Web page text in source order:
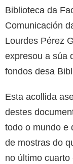
Biblioteca da
Comunicación
Lourdes Pérez
expresou a súa
fondos desa
Esta acollida
destes
todo o mundo e
de mostras do
no último cuarto